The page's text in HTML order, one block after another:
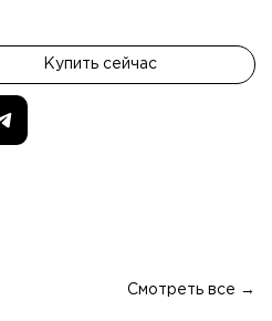
Купить сейчас
Смотреть все →